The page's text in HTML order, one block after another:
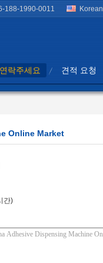
188-1990-0011 Korean
연락주세요 견적 요청
Online Market
간)